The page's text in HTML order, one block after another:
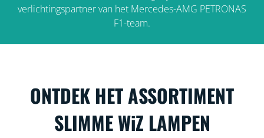
verlichtingspartner van het Mercedes-AMG PETRONAS
F1-team.
ONTDEK HET ASSORTIMENT
SLIMME WiZ LAMPEN